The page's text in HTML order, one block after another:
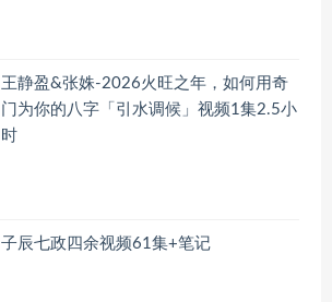
王静盈&张姝-2026火旺之年，如何用奇
门为你的八字「引水调候」视频1集2.5小
时
子辰七政四余视频61集+笔记